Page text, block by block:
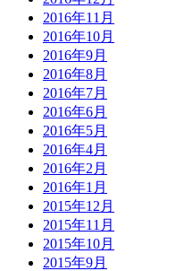
2016年11月
2016年10月
2016年9月
2016年8月
2016年7月
2016年6月
2016年5月
2016年4月
2016年2月
2016年1月
2015年12月
2015年11月
2015年10月
2015年9月